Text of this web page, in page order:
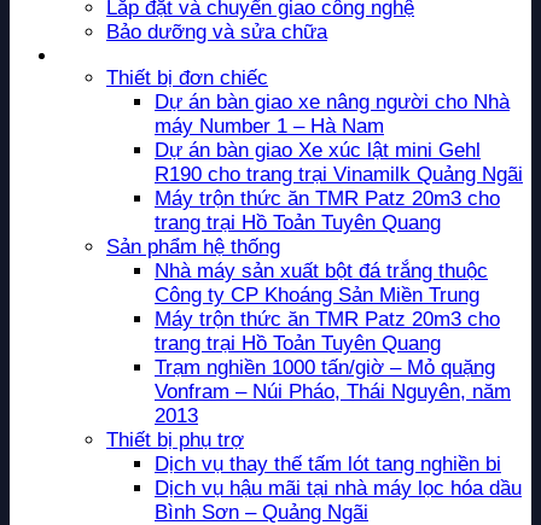
Lắp đặt và chuyển giao công nghệ
Bảo dưỡng và sửa chữa
Thiết bị đơn chiếc
Dự án bàn giao xe nâng người cho Nhà
máy Number 1 – Hà Nam
Dự án bàn giao Xe xúc lật mini Gehl
R190 cho trang trại Vinamilk Quảng Ngãi
Máy trộn thức ăn TMR Patz 20m3 cho
trang trại Hồ Toản Tuyên Quang
Sản phẩm hệ thống
Nhà máy sản xuất bột đá trắng thuộc
Công ty CP Khoáng Sản Miền Trung
Máy trộn thức ăn TMR Patz 20m3 cho
trang trại Hồ Toản Tuyên Quang
Trạm nghiền 1000 tấn/giờ – Mỏ quặng
Vonfram – Núi Pháo, Thái Nguyên, năm
2013
Thiết bị phụ trợ
Dịch vụ thay thế tấm lót tang nghiền bi
Dịch vụ hậu mãi tại nhà máy lọc hóa dầu
Bình Sơn – Quảng Ngãi